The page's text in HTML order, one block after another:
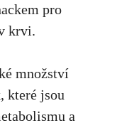
pro
krvi.
množství
které jsou⁣
a